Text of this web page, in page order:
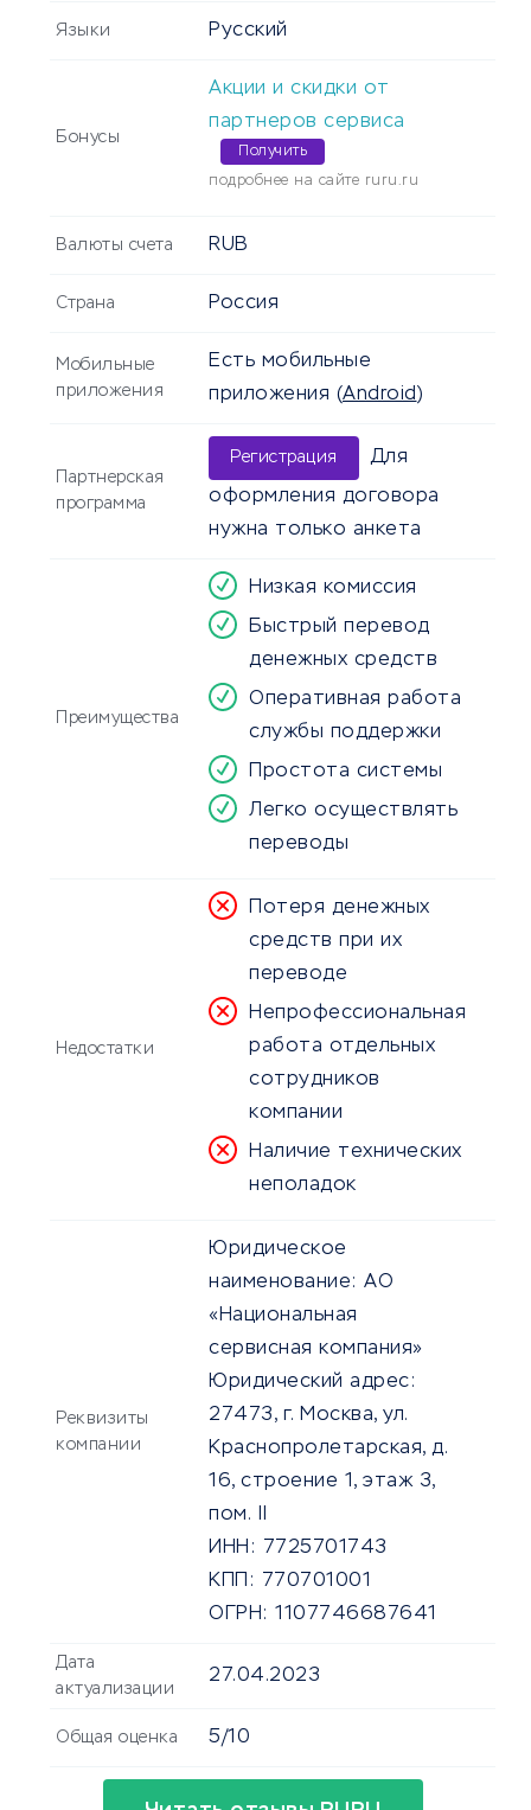
Языки Русский
Бонусы
Акции и скидки от
партнеров сервиса
Получить
подробнее на сайте ruru.ru
Валюты счета RUB
Страна Россия
Мобильные
приложения
Есть мобильные
приложения (Android)
Партнерская
программа
Регистрация Для
оформления договора
нужна только анкета
Преимущества
Низкая комиссия
Быстрый перевод
денежных средств
Оперативная работа
службы поддержки
Простота системы
Легко осуществлять
переводы
Недостатки
Потеря денежных
средств при их
переводе
Непрофессиональная
работа отдельных
сотрудников
компании
Наличие технических
неполадок
Реквизиты
компании
Юридическое
наименование: АО
«Национальная
сервисная компания»
Юридический адрес:
27473, г. Москва, ул.
Краснопролетарская, д.
16, строение 1, этаж 3,
пом. II
ИНН:
7725701743
КПП:
770701001
ОГРН: 1107746687641
Дата
актуализации
27.04.2023
Общая оценка 5/10